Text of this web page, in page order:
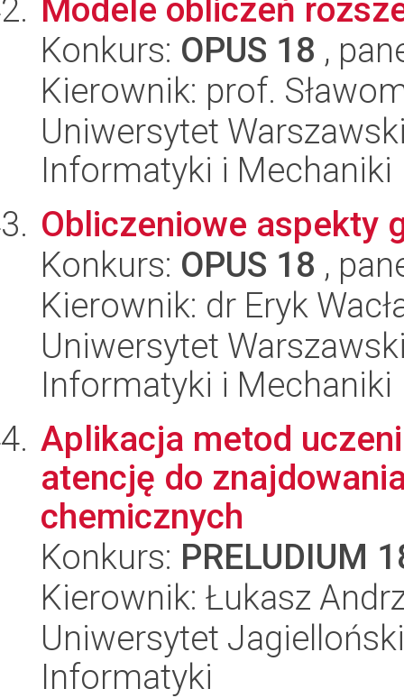
Modele obliczeń
Konkurs: OPUS 18 ,
Kierownik: prof.
Uniwersytet
Informatyki i Mechaniki
Obliczeniowe aspekty
Konkurs: OPUS 18 ,
Kierownik: dr Eryk
Uniwersytet
Informatyki i Mechaniki
Aplikacja metod
atencję do
chemicznych
Konkurs: PRELUDIUM
Kierownik: Łukasz
Uniwersytet
Informatyki